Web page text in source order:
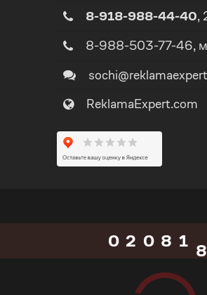
8-918-988-44-40,
8-988-503-77-46,
ReklamaExpert.com
0
0
2 0
1
4
5
8
9
1
2
2
4
7